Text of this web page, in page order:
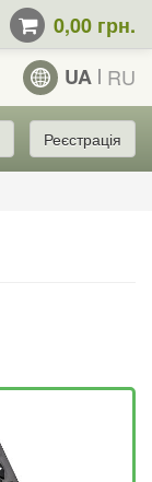
0,00 грн.
UA RU
Реєстрація